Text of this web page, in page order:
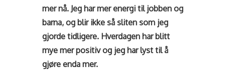
mer nå. Jeg har mer energi til jobben og
barna, og blir ikke så sliten som jeg
gjorde tidligere. Hverdagen har blitt
mye mer positiv og jeg har lyst til å
gjøre enda mer.